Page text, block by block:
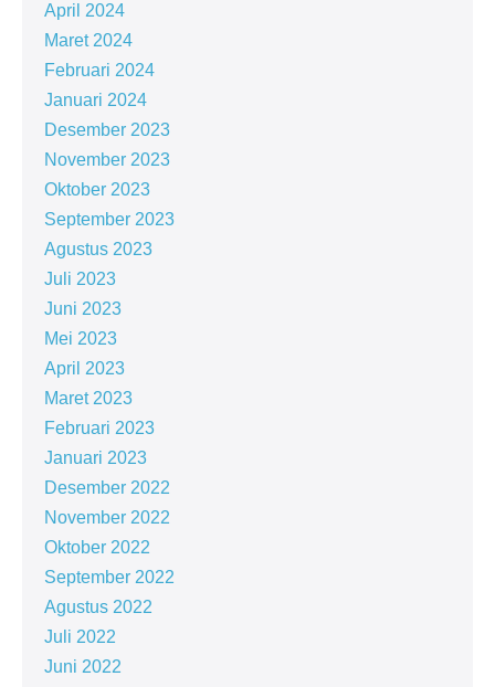
April 2024
Maret 2024
Februari 2024
Januari 2024
Desember 2023
November 2023
Oktober 2023
September 2023
Agustus 2023
Juli 2023
Juni 2023
Mei 2023
April 2023
Maret 2023
Februari 2023
Januari 2023
Desember 2022
November 2022
Oktober 2022
September 2022
Agustus 2022
Juli 2022
Juni 2022